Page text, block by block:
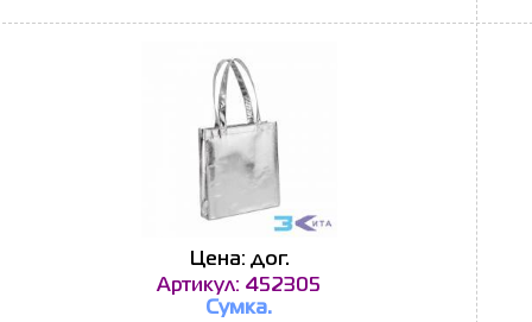
Цена: дог.
Артикул: 452305
Сумка.